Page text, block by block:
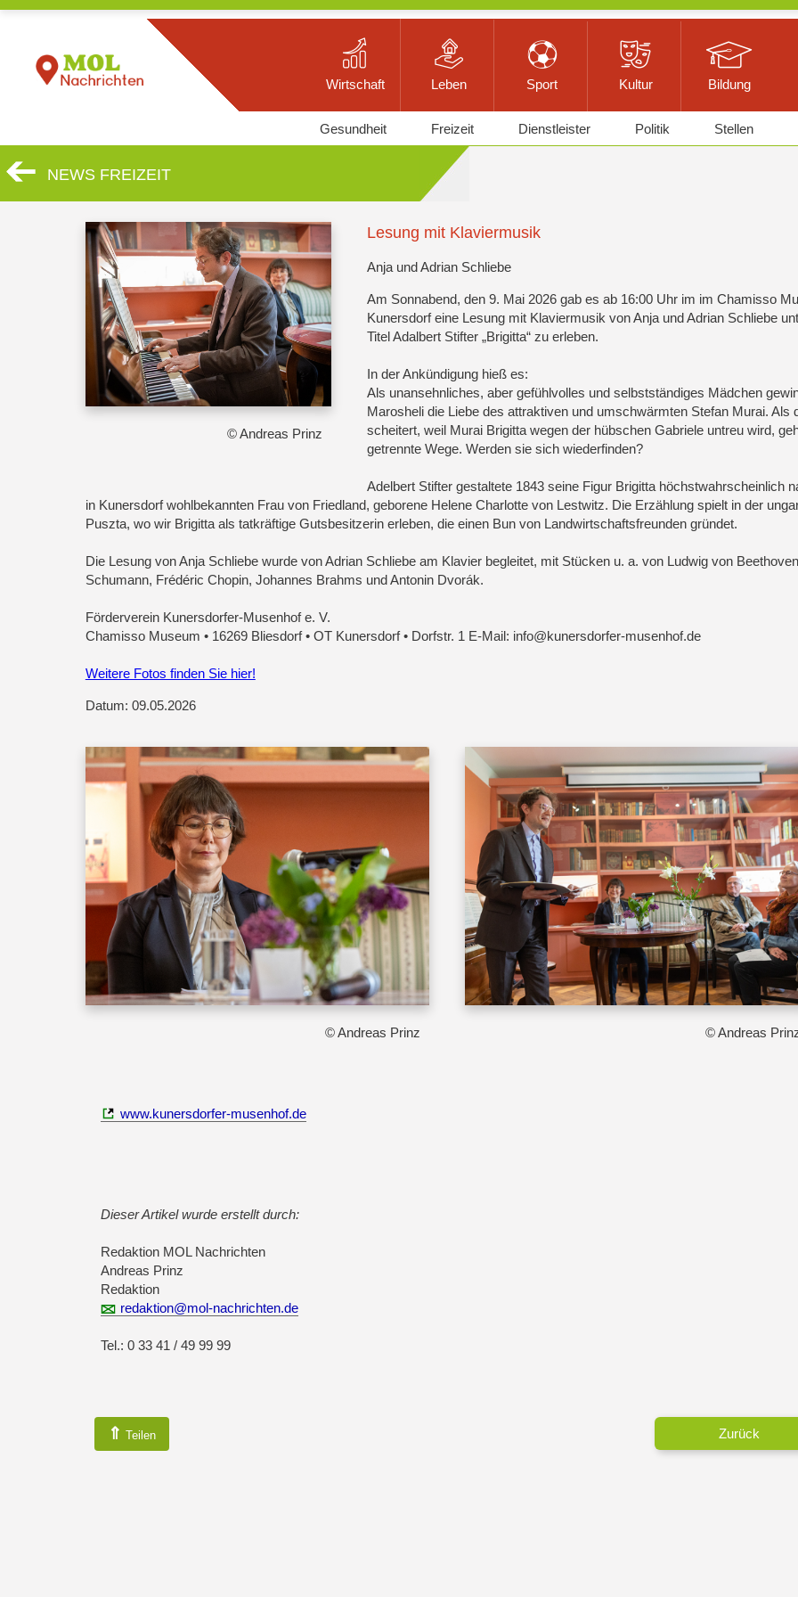
Wirtschaft Leben Sport Kultur Bildung
Gesundheit Freizeit Dienstleister Politik Stellen
NEWS FREIZEIT
© Andreas Prinz
Lesung mit Klaviermusik
Anja und Adrian Schliebe
Am Sonnabend, den 9. Mai 2026 gab es ab 16:00 Uhr im im Chamisso
Kunersdorf eine Lesung mit Klaviermusik von Anja und Adrian Schliebe
Titel Adalbert Stifter „Brigitta“ zu erleben.
In der Ankündigung hieß es:
Als unansehnliches, aber gefühlvolles und selbstständiges Mädchen
Marosheli die Liebe des attraktiven und umschwärmten Stefan Murai. Als
scheitert, weil Murai Brigitta wegen der hübschen Gabriele untreu wird,
getrennte Wege. Werden sie sich wiederfinden?
Adelbert Stifter gestaltete 1843 seine Figur Brigitta höchstwahrscheinlich
in Kunersdorf wohlbekannten Frau von Friedland, geborene Helene Charlotte von Lestwitz. Die Erzählung spielt in der
Puszta, wo wir Brigitta als tatkräftige Gutsbesitzerin erleben, die einen Bun von Landwirtschaftsfreunden gründet.
Die Lesung von Anja Schliebe wurde von Adrian Schliebe am Klavier begleitet, mit Stücken u. a. von Ludwig von
Schumann, Frédéric Chopin, Johannes Brahms und Antonin Dvorák.
Förderverein Kunersdorfer-Musenhof e. V.
Chamisso Museum • 16269 Bliesdorf • OT Kunersdorf • Dorfstr. 1 E-Mail: info@kunersdorfer-musenhof.de
Weitere Fotos finden Sie hier!
Datum: 09.05.2026
© Andreas Prinz © Andreas
www.kunersdorfer-musenhof.de
Dieser Artikel wurde erstellt durch:
Redaktion MOL Nachrichten
Andreas Prinz
Redaktion
redaktion@mol-nachrichten.de
Tel.: 0 33 41 / 49 99 99
⇑ Teilen Zurück